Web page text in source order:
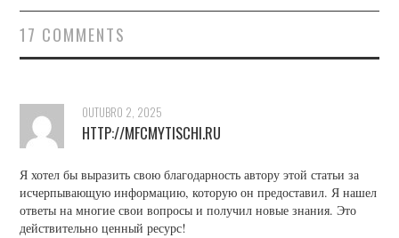
17 COMMENTS
OUTUBRO 2, 2025
HTTP://MFCMYTISCHI.RU
Я хотел бы выразить свою благодарность автору этой статьи за
исчерпывающую информацию, которую он предоставил. Я нашел
ответы на многие свои вопросы и получил новые знания. Это
действительно ценный ресурс!